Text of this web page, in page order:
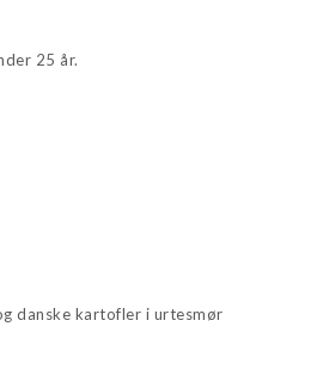
25 år.
danske kartofler i urtesmør